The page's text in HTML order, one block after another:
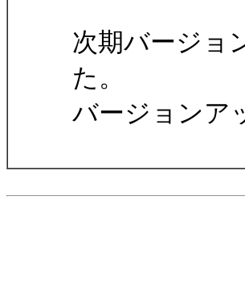
次期バージョ
た。
バージョンア